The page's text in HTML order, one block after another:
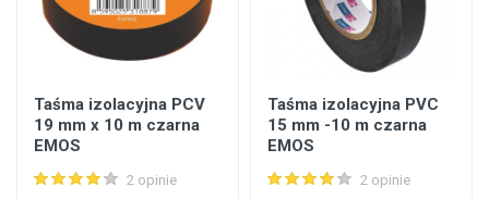
Taśma izolacyjna PCV
19 mm x 10 m czarna
EMOS
2 opinie
Taśma izolacyjna PVC
15 mm -10 m czarna
EMOS
2 opinie